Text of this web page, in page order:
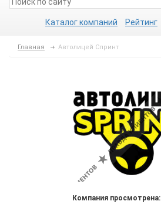
Каталог компаний Рейтинг
Главная Автолицей Спринт
Компания просмотрена: